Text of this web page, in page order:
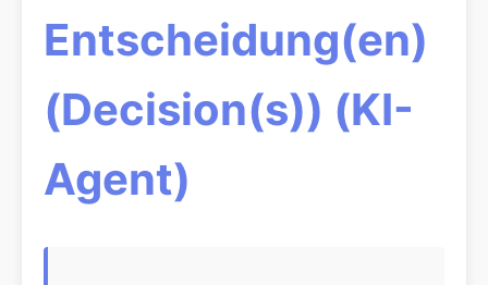
Entscheidung(en)
(Decision(s)) (KI-
Agent)